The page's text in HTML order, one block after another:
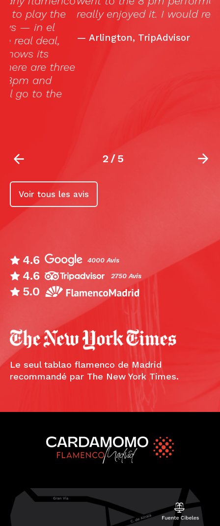
really enjoyed it. I would recommend. »
—Arlington, TripAdvisor
2/5
Voir tous les avis
4.6 4000 Avis
4.6 2750 Avis
5.0
Le seul tablao flamenco de Madrid
recommandé par The New York Times.